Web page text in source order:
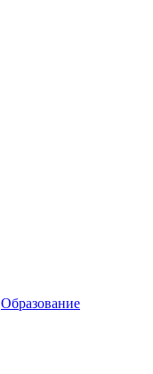
Образование